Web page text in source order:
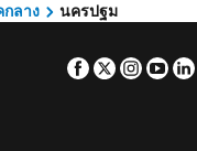
วน์, ภาคใต้ โรงแรม
ลาง นครปฐม
Facebook
Twitter